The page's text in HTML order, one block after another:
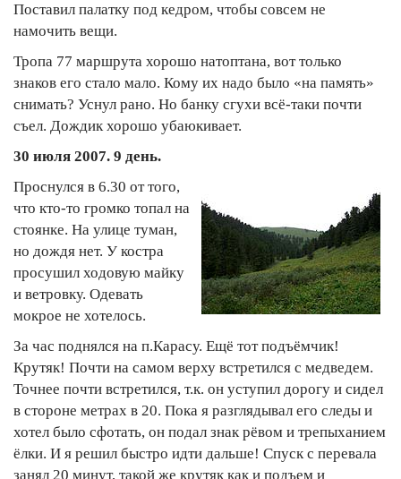
Поставил палатку под кедром, чтобы совсем не
намочить вещи.
Тропа 77 маршрута хорошо натоптана, вот только
знаков его стало мало. Кому их надо было «на память»
снимать? Уснул рано. Но банку сгухи всё-таки почти
съел. Дождик хорошо убаюкивает.
30 июля 2007. 9 день.
Проснулся в 6.30 от того,
что кто-то громко топал на
стоянке. На улице туман,
но дождя нет. У костра
просушил ходовую майку
и ветровку. Одевать
мокрое не хотелось.
За час поднялся на п.Карасу. Ещё тот подъёмчик!
Крутяк! Почти на самом верху встретился с медведем.
Точнее почти встретился, т.к. он уступил дорогу и сидел
в стороне метрах в 20. Пока я разглядывал его следы и
хотел было сфотать, он подал знак рёвом и трепыханием
ёлки. И я решил быстро идти дальше! Спуск с перевала
занял 20 минут, такой же крутяк как и подъем и